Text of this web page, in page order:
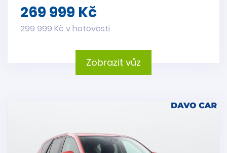
269 999 Kč
299 999 Kč v hotovosti
Zobrazit vůz